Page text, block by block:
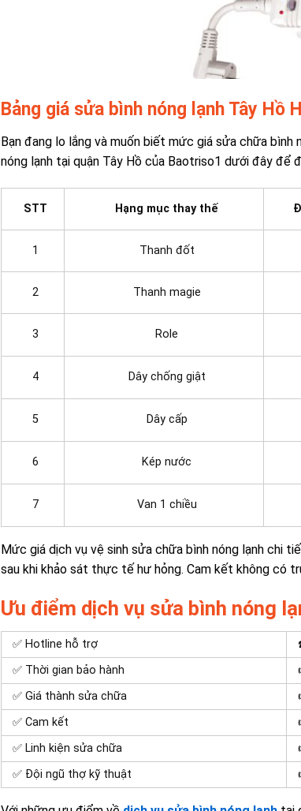
Bảng giá sửa bình nóng lạnh Tây Hồ
Bạn đang lo lắng và muốn biết mức giá sửa chữa bình
nóng lạnh tại quận Tây Hồ của Baotriso1 dưới đây để
STT Hạng mục thay thế
1 Thanh đốt
2 Thanh magie
3 Role
4 Dây chống giật
5 Dây cấp
6 Kép nước
7 Van 1 chiều
Mức giá dịch vụ vệ sinh sửa chữa bình nóng lạnh chi
sau khi khảo sát thực tế hư hỏng. Cam kết không có
Ưu điểm dịch vụ sửa bình nóng
✅ Hotline hỗ trợ
✅ Thời gian bảo hành
✅ Giá thành sửa chữa
✅ Cam kết
✅ Linh kiện sửa chữa
✅ Đội ngũ thợ kỹ thuật